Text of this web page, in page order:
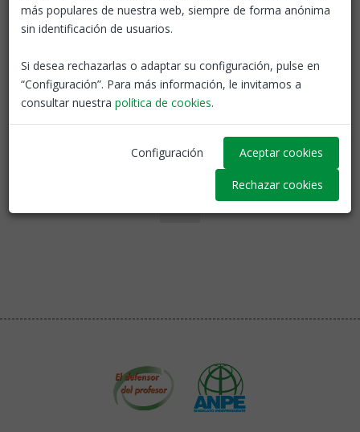
Convivencia
Defensor del profesor
Volver
más populares de nuestra web, siempre de forma anónima
sin identificación de usuarios.
Si desea rechazarlas o adaptar su configuración, pulse en
“Configuración”. Para más información, le invitamos a
consultar nuestra política de cookies.
Configuración Aceptar cookies
Rechazar cookies